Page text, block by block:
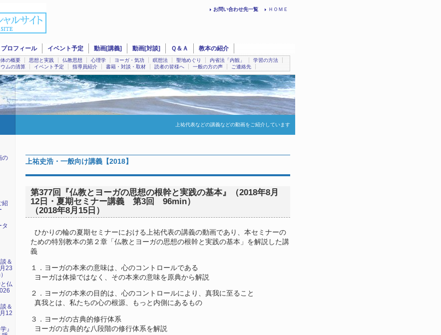
ＨＯＭＥ
お問い合わせ先一覧
プロフィール イベント予定 動画[講義] 動画[対談] Ｑ＆Ａ 教本の紹介
体の概要 思想と実践 仏教思想 心理学 ヨーガ・気功 瞑想法 聖地めぐり 内省法「内観」
学習の方法
ムの清算
イベント予定 指導員紹介 書籍・対談・取材 読者の皆様へ 一般の方の声 ご連絡先
上祐代表などの講義などの動画をご紹介しています
上祐史浩・一般向け講義【2018】
第377回『仏教とヨーガの思想の根幹と実践の基本』（2018年8月
12日・夏期セミナー講義 第3回 96min）
（2018年8月15日）
ひかりの輪の夏期セミナーにおける上祐代表の講義の動画であり、本セミナーの
ための特別教本の第２章「仏教とヨーガの思想の根幹と実践の基本」を解説した講
義
１．ヨーガの本来の意味は、心のコントロールである
ヨーガは体操ではなく、その本来の意味を原典から解説
２．ヨーガの本来の目的は、心のコントロールにより、真我に至ること
真我とは、私たちの心の根源、もっと内側にあるもの
３．ヨーガの古典的修行体系
ヨーガの古典的な八段階の修行体系を解説
の
紹
タ
＆
23
仏
＆
12
』